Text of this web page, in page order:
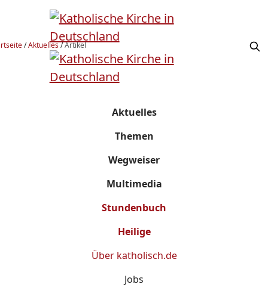
/Aktuelles/Artikel
Aktuelles
Themen
Wegweiser
Multimedia
Stundenbuch
Heilige
Über katholisch.de
Jobs